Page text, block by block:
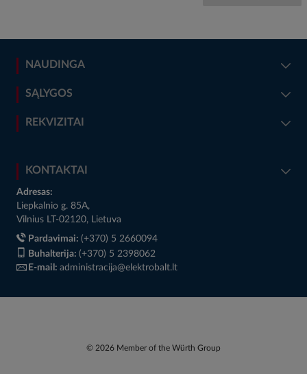
NAUDINGA
SĄLYGOS
REKVIZITAI
KONTAKTAI
Adresas:
Liepkalnio g. 85A,
Vilnius LT-02120, Lietuva
Pardavimai: (+370) 5 2660094
Buhalterija: (+370) 5 2398062
E-mail: administracija@elektrobalt.lt
© 2026 Member of the Würth Group